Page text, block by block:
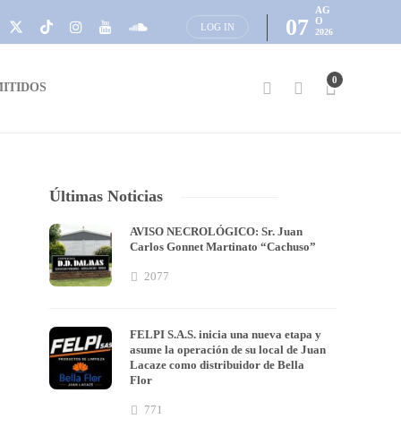
LOG IN 07
AG
O
2026
0
Últimas Noticias
AVISO NECROLÓGICO: Sr. Juan
Carlos Gonnet Martinato “Cachuso”
2077
FELPI S.A.S. inicia una nueva etapa y
asume la operación de su local de Juan
Lacaze como distribuidor de Bella
Flor
771